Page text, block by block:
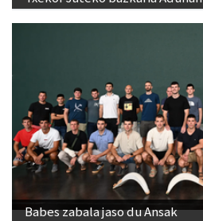
Babes zabala jaso du Ansak